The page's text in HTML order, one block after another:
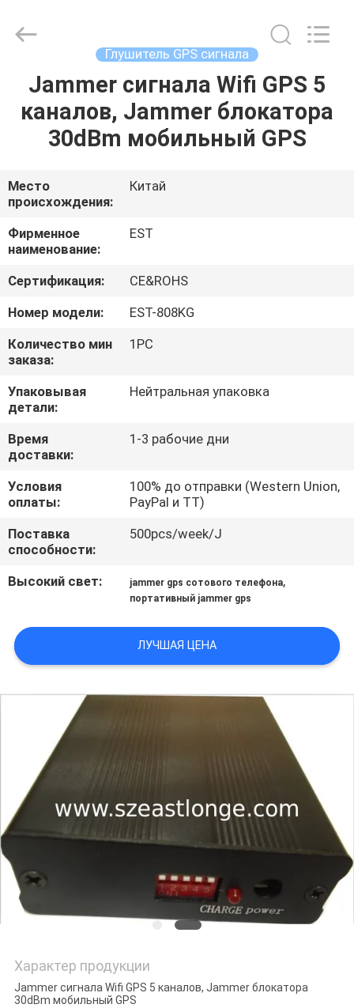
ДОМ
ПРОДУКТЫ
ВИДЕО
О
НАС
ТУР
ПО
ФАБРИКЕ
ПРОВЕРКА
КАЧЕСТВА
СВЯЖИТЕСЬ
НОВОСТИ
СЛУЧАИ
ЗАПРОС
ЦИТАТЫ
КАРТА
САЙТА
PRIVACY
POLICY
ELECTRONICS(HK)
CO.,LTD.
Глушитель GPS сигнала
Jammer сигнала Wifi GPS 5
каналов, Jammer блокатора
30dBm мобильный GPS
Место
происхождения:
Китай
Фирменное
наименование:
EST
Сертификация:
CE&ROHS
Номер модели:
EST-808KG
Количество мин
заказа:
1PC
Упаковывая
детали:
Нейтральная упаковка
Время
доставки:
1-3 рабочие дни
Условия
оплаты:
100% до отправки (Western Union,
PayPal и TT)
Поставка
способности:
500pcs/week/J
Высокий свет: jammer gps сотового телефона,
портативный jammer gps
ЛУЧШАЯ ЦЕНА
Характер продукции
Jammer сигнала Wifi GPS 5 каналов, Jammer блокатора
30dBm мобильный GPS